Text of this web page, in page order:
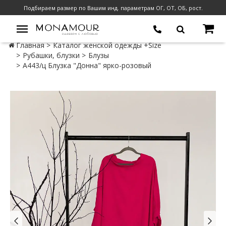
Подбираем размер по Вашим инд. параметрам ОГ, ОТ, ОБ, рост.
Главная
Каталог женской одежды +Size
Рубашки, блузки
Блузы
А443/ц Блузка "Донна" ярко-розовый